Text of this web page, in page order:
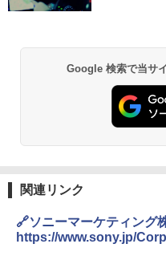
026リ
コンパ
秒）射
付き ヒ
Google 検索で当サ
関連リンク
🔗ソニーマーケティング
https://www.sony.jp/